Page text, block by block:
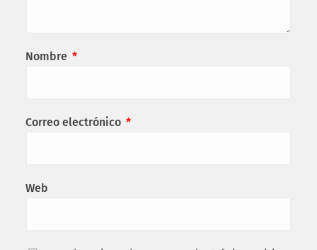
Nombre *
Correo electrónico *
Web